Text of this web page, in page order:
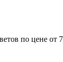
по цене от